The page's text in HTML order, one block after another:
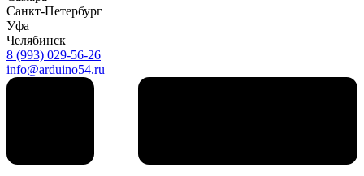
Санкт-Петербург
Уфа
Челябинск
8 (993) 029-56-26
info@arduino54.ru